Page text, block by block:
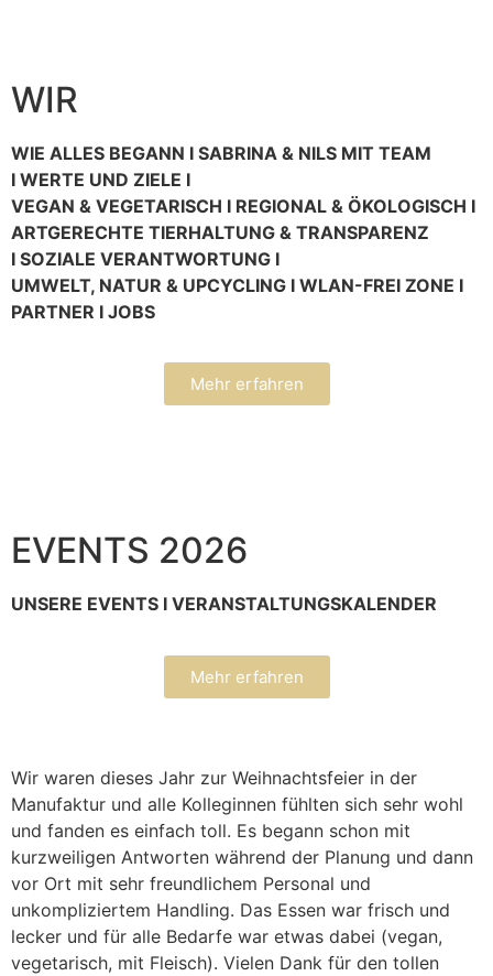
WIR
WIE ALLES BEGANN I SABRINA & NILS MIT TEAM
I WERTE UND ZIELE I
VEGAN & VEGETARISCH I REGIONAL & ÖKOLOGISCH I
ARTGERECHTE TIERHALTUNG & TRANSPARENZ
I SOZIALE VERANTWORTUNG I
UMWELT, NATUR & UPCYCLING I WLAN-FREI ZONE I
PARTNER I JOBS
Mehr erfahren
EVENTS 2026
UNSERE EVENTS I VERANSTALTUNGSKALENDER
Mehr erfahren
Wir waren dieses Jahr zur Weihnachtsfeier in der
Manufaktur und alle Kolleginnen fühlten sich sehr wohl
und fanden es einfach toll. Es begann schon mit
kurzweiligen Antworten während der Planung und dann
vor Ort mit sehr freundlichem Personal und
unkompliziertem Handling. Das Essen war frisch und
lecker und für alle Bedarfe war etwas dabei (vegan,
vegetarisch, mit Fleisch). Vielen Dank für den tollen